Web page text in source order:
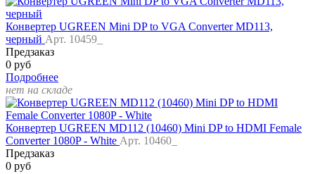
Конвертер UGREEN Mini DP to VGA Converter MD113,
черный Арт. 10459_
Предзаказ
0 руб
Подробнее
нет на складе
Конвертер UGREEN MD112 (10460) Mini DP to HDMI Female
Converter 1080P - White Арт. 10460_
Предзаказ
0 руб